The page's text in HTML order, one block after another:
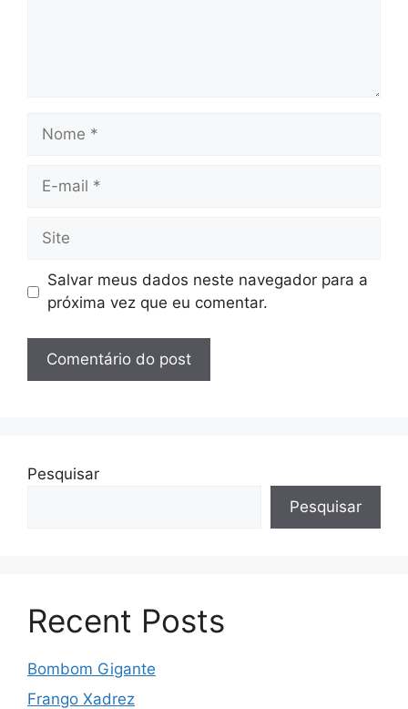
Nome
Site
Salvar meus dados neste navegador para a
próxima vez que eu comentar.
Pesquisar
Pesquisar
Recent Posts
Bombom Gigante
Frango Xadrez